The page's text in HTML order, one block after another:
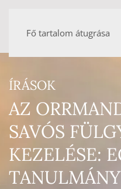
Fő tartalom átugrása
ÍRÁSOK
AZ
SAVÓS
KEZELÉSE: